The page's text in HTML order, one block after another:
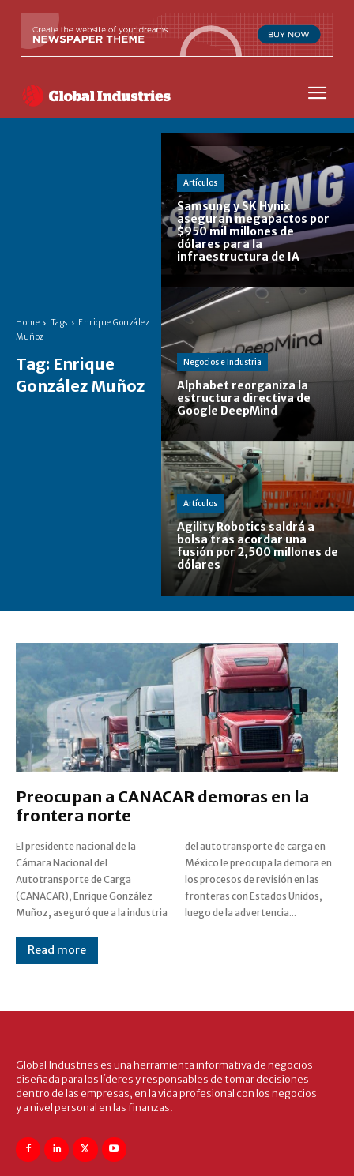
Home Tags
Enrique González
Muñoz
Tag: Enrique
González Muñoz
Artículos
Samsung y SK Hynix
aseguran megapactos por
$950 mil millones de
dólares para la
infraestructura de IA
Negocios e Industria
Alphabet reorganiza la
estructura directiva de
Google DeepMind
Artículos
Agility Robotics saldrá a
bolsa tras acordar una
fusión por 2,500 millones de
dólares
Preocupan a CANACAR demoras en la
frontera norte
El presidente nacional de la
Cámara Nacional del
Autotransporte de Carga
(CANACAR), Enrique González
Muñoz, aseguró que a la industria
del autotransporte de carga en
México le preocupa la demora en
los procesos de revisión en las
fronteras con Estados Unidos,
luego de la advertencia...
Read more
Global Industries es una herramienta informativa de negocios
diseñada para los líderes y responsables de tomar decisiones
dentro de las empresas, en la vida profesional con los negocios
y a nivel personal en las finanzas.